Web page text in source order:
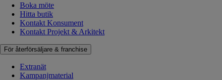
Boka möte
Hitta butik
Kontakt Konsument
Kontakt Projekt & Arkitekt
För återförsäljare & franchise
Extranät
Kampanjmaterial